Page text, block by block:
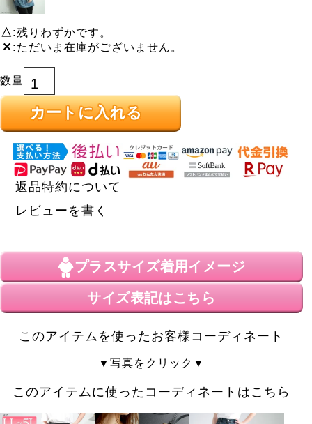
△ 残りわずかです。
✕ ただいま在庫がございません。
カートに入れる
返品特約について
レビューを書く
プラスサイズ着用イメージ
サイズ表記はこちら
このアイテムを使ったお客様コーディネート
▼写真をクリック▼
このアイテムに使ったコーディネートはこちら